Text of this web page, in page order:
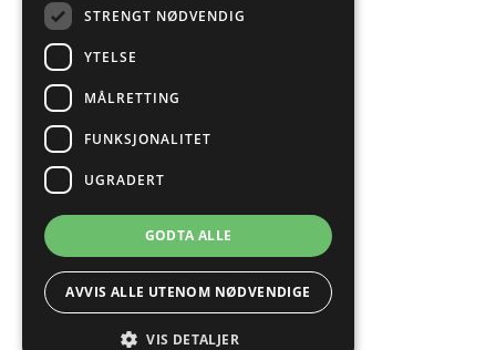
STRENGT NØDVENDIG
YTELSE
MÅLRETTING
FUNKSJONALITET
UGRADERT
GODTA ALLE
AVVIS ALLE UTENOM NØDVENDIGE
VIS DETALJER